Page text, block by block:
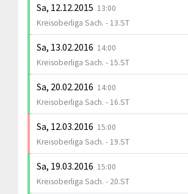
Sa, 12.12.2015 13:00
Kreisoberliga Sach. - 13.ST
Sa, 13.02.2016 14:00
Kreisoberliga Sach. - 15.ST
Sa, 20.02.2016 14:00
Kreisoberliga Sach. - 16.ST
Sa, 12.03.2016 15:00
Kreisoberliga Sach. - 19.ST
Sa, 19.03.2016 15:00
Kreisoberliga Sach. - 20.ST